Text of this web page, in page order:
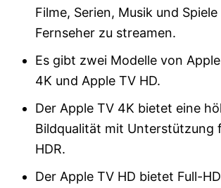
Filme, Serien, Musik und
Fernseher zu streamen.
Es gibt zwei Modelle von
4K und Apple TV HD.
Der Apple TV 4K bietet eine
Bildqualität mit Unterstützung
HDR.
Der Apple TV HD bietet Full-